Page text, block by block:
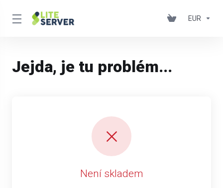
EUR
Jejda, je tu problém...
Není skladem